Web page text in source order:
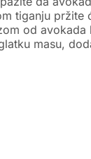
tiganju pržite
od
masu,